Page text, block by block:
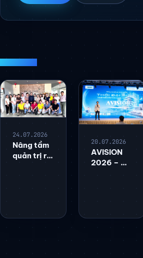
24.07.2026
Nâng tầm
quản trị rủi
dệt may
20.07.2026
AVISION
2026 – A